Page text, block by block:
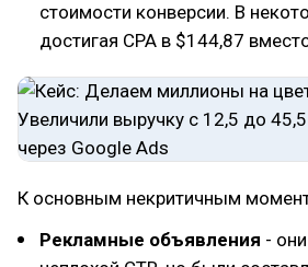
стоимости конверсии. В
достигая CPA в $144,87
К основным некритичным
Рекламные объявления -